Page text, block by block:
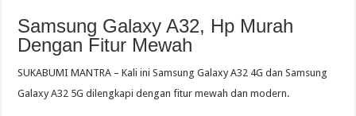
Samsung Galaxy A32, Hp Murah
Dengan Fitur Mewah
SUKABUMI MANTRA – Kali ini Samsung Galaxy A32 4G dan Samsung
Galaxy A32 5G dilengkapi dengan fitur mewah dan modern.